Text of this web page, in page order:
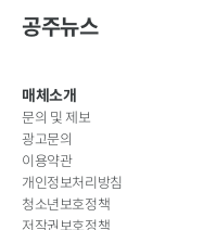
공주뉴스
매체소개
문의 및 제보
광고문의
이용약관
개인정보처리방침
청소년보호정책